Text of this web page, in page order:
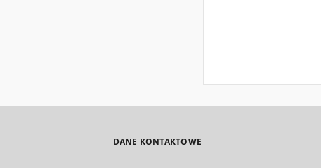
DANE KONTAKTOWE